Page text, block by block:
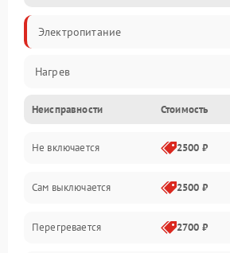
Электропитание
Нагрев
Неисправности Стоимость
Не включается 2500 ₽
Сам выключается 2500 ₽
Перегревается 2700 ₽